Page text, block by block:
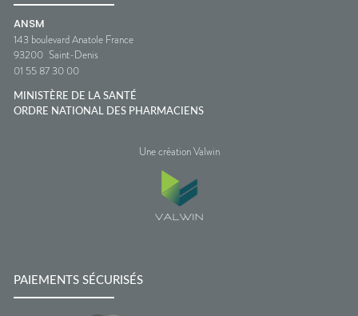
ANSM
143 boulevard Anatole France
93200 Saint-Denis
01 55 87 30 00
MINISTÈRE DE LA SANTÉ
ORDRE NATIONAL DES PHARMACIENS
Une création Valwin
PAIEMENTS SÉCURISÉS